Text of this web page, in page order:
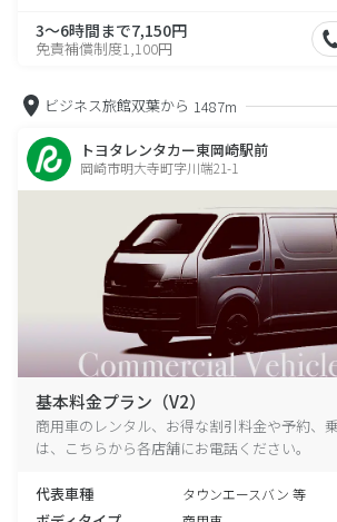
3～6時間まで7,150円
免責補償制度1,100円
ビジネス旅館双葉から 1487m
トヨタレンタカー東岡崎駅前
岡崎市明大寺町字川端21-1
基本料金プラン（V2）
商用車のレンタル、お得な割引料金や予約、
は、こちらから各店舗にお電話ください。
代表車種 タウンエースバン 等